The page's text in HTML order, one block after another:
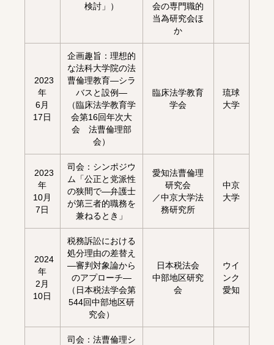
検討」）
会の専門職的
当為研究会ほ
か
2023
年
6月
17日
企画趣旨：理想的
な法科大学院の法
曹倫理教育—シラ
バスと設例—
（臨床法学教育学
会第16回年次大
会 法曹倫理部
会）
臨床法学教育
学会
琉球
大学
2023
年
10月
7日
司会：シンポジウ
ム「公正と党派性
の狭間で―弁護士
が第三者的職務を
兼ねるとき」
愛知法曹倫理
研究会
／中京大学法
務研究所
中京
大学
2024
年
2月
10日
税務訴訟における
処分理由の差替え
―審判対象論から
のアプローチ―
（日本税法学会第
544回中部地区研
究会）
日本税法会
中部地区研究
会
ウイ
ンク
愛知
司会：法曹倫理シ